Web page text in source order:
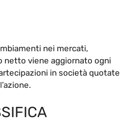
nei mercati,
netto viene aggiornato ogni
in società quotate